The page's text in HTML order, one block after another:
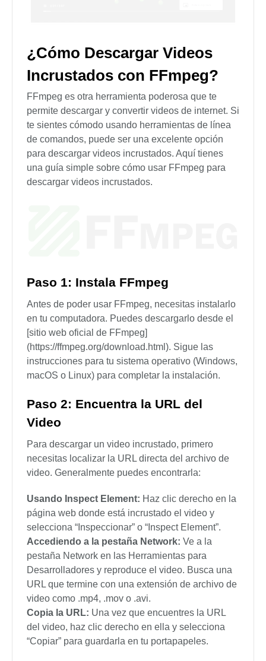
¿Cómo Descargar Videos
Incrustados con FFmpeg?
FFmpeg es otra herramienta poderosa que te
permite descargar y convertir videos de internet. Si
te sientes cómodo usando herramientas de línea
de comandos, puede ser una excelente opción
para descargar videos incrustados. Aquí tienes
una guía simple sobre cómo usar FFmpeg para
descargar videos incrustados.
Paso 1: Instala FFmpeg
Antes de poder usar FFmpeg, necesitas instalarlo
en tu computadora. Puedes descargarlo desde el
[sitio web oficial de FFmpeg]
(https://ffmpeg.org/download.html). Sigue las
instrucciones para tu sistema operativo (Windows,
macOS o Linux) para completar la instalación.
Paso 2: Encuentra la URL del
Video
Para descargar un video incrustado, primero
necesitas localizar la URL directa del archivo de
video. Generalmente puedes encontrarla:
Usando Inspect Element: Haz clic derecho en la
página web donde está incrustado el video y
selecciona “Inspeccionar” o “Inspect Element”.
Accediendo a la pestaña Network: Ve a la
pestaña Network en las Herramientas para
Desarrolladores y reproduce el video. Busca una
URL que termine con una extensión de archivo de
video como .mp4, .mov o .avi.
Copia la URL: Una vez que encuentres la URL
del video, haz clic derecho en ella y selecciona
“Copiar” para guardarla en tu portapapeles.